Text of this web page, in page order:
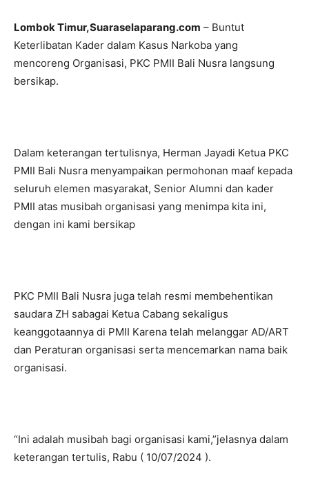
Lombok Timur,Suaraselaparang.com – Buntut
Keterlibatan Kader dalam Kasus Narkoba yang
mencoreng Organisasi, PKC PMII Bali Nusra langsung
bersikap.
Dalam keterangan tertulisnya, Herman Jayadi Ketua PKC
PMII Bali Nusra menyampaikan permohonan maaf kepada
seluruh elemen masyarakat, Senior Alumni dan kader
PMII atas musibah organisasi yang menimpa kita ini,
dengan ini kami bersikap
PKC PMII Bali Nusra juga telah resmi membehentikan
saudara ZH sabagai Ketua Cabang sekaligus
keanggotaannya di PMII Karena telah melanggar AD/ART
dan Peraturan organisasi serta mencemarkan nama baik
organisasi.
“Ini adalah musibah bagi organisasi kami,”jelasnya dalam
keterangan tertulis, Rabu ( 10/07/2024 ).